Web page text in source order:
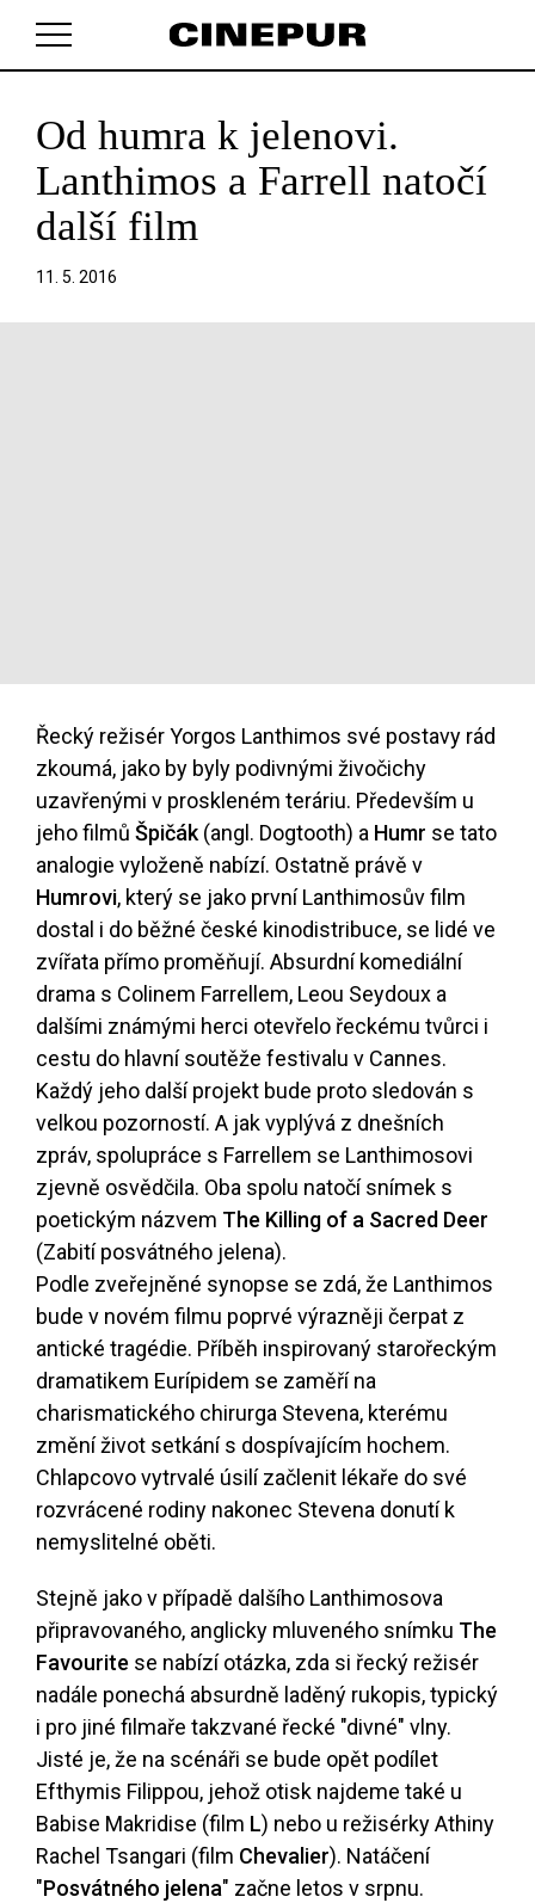
V košíku zatím nemáte žádné položky.
Od humra k jelenovi.
Lanthimos a Farrell natočí
další film
11. 5. 2016
Řecký režisér Yorgos Lanthimos své postavy rád
zkoumá, jako by byly podivnými živočichy
uzavřenými v proskleném teráriu. Především u
jeho filmů Špičák(angl. Dogtooth) a Humr se tato
analogie vyloženě nabízí. Ostatně právě v
Humrovi, který se jako první Lanthimosův film
dostal i do běžné české kinodistribuce, se lidé ve
zvířata přímo proměňují. Absurdní komediální
drama s Colinem Farrellem, Leou Seydoux a
dalšími známými herci otevřelo řeckému tvůrci i
cestu do hlavní soutěže festivalu v Cannes.
Každý jeho další projekt bude proto sledován s
velkou pozorností. A jak vyplývá z dnešních
zpráv, spolupráce s Farrellem se Lanthimosovi
zjevně osvědčila. Oba spolu natočí snímek s
poetickým názvem The Killing of a Sacred Deer
(Zabití posvátného jelena).
Podle zveřejněné synopse se zdá, že Lanthimos
bude v novém filmu poprvé výrazněji čerpat z
antické tragédie. Příběh inspirovaný starořeckým
dramatikem Eurípidem se zaměří na
charismatického chirurga Stevena, kterému
změní život setkání s dospívajícím hochem.
Chlapcovo vytrvalé úsilí začlenit lékaře do své
rozvrácené rodiny nakonec Stevena donutí k
nemyslitelné oběti.
Stejně jako v případě dalšího Lanthimosova
připravovaného, anglicky mluveného snímku The
Favourite se nabízí otázka, zda si řecký režisér
nadále ponechá absurdně laděný rukopis, typický
i pro jiné filmaře takzvané řecké "divné" vlny.
Jisté je, že na scénáři se bude opět podílet
Efthymis Filippou, jehož otisk najdeme také u
Babise Makridise (film L) nebo u režisérky Athiny
Rachel Tsangari (film Chevalier). Natáčení
"Posvátného jelena" začne letos v srpnu.